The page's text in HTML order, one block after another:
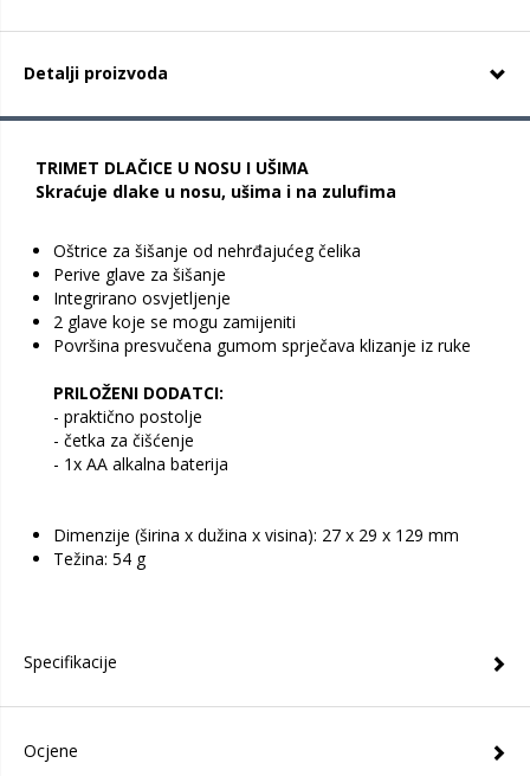
Detalji proizvoda
TRIMET DLAČICE U NOSU I UŠIMA
Skraćuje dlake u nosu, ušima i na zulufima
Oštrice za šišanje od nehrđajućeg čelika
Perive glave za šišanje
Integrirano osvjetljenje
2 glave koje se mogu zamijeniti
Površina presvučena gumom sprječava klizanje iz ruke
PRILOŽENI DODATCI:
- praktično postolje
- četka za čišćenje
- 1x AA alkalna baterija
Dimenzije (širina x dužina x visina): 27 x 29 x 129 mm
Težina: 54 g
Specifikacije
Ocjene